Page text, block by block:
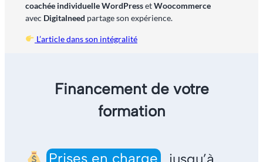
coachée individuelle WordPressetWoocommerce
avec Digitalneed partage son expérience.
L’article dans son intégralité
Financement de votre
formation